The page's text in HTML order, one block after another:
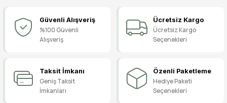
Yorum Yaz
Güvenli Alışveriş
%100 Güvenli
Alışveriş
Ücretsiz Kargo
Ücretsiz Kargo
Seçenekleri
Taksit İmkanı
Geniş Taksit
İmkanları
Özenli Paketleme
Hediye Paketi
Seçenekleri